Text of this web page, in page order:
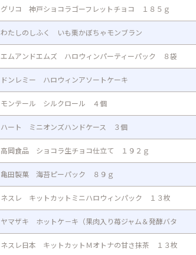
グリコ 神戸ショコラゴーフレットチョコ １８５ｇ
わたしのしふく いも栗かぼちゃモンブラン
エムアンドエムズ ハロウィンパーティーパック ８袋
ドンレミー ハロウィンアソートケーキ
モンテール シルクロール ４個
ハート ミニオンズハンドケース ３個
高岡食品 ショコラ生チョコ仕立て １９２ｇ
亀田製菓 海苔ピーパック ８９ｇ
ネスレ キットカットミニハロウィンパック １３枚
ヤマザキ ホットケ－キ（果肉入り苺ジャム＆発酵バタ
ネスレ日本 キットカットＭオトナの甘さ抹茶 １３枚